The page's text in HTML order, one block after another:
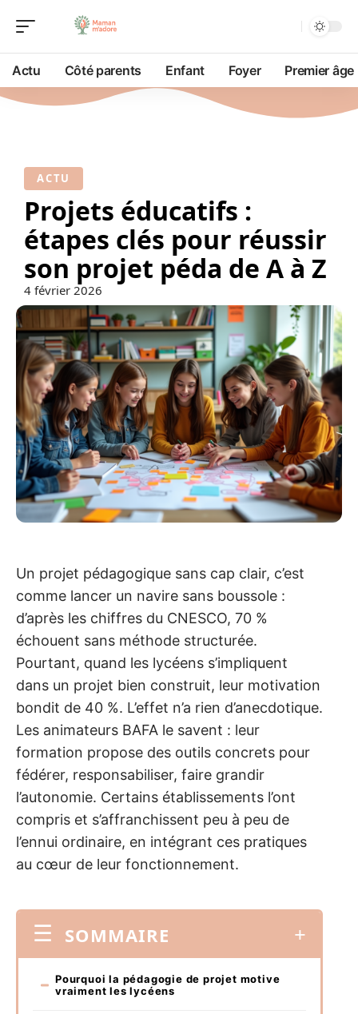
Actu Côté parents Enfant Foyer Premier âge
ACTU
Projets éducatifs :
étapes clés pour réussir
son projet péda de A à Z
4 février 2026
Un projet pédagogique sans cap clair, c’est
comme lancer un navire sans boussole :
d’après les chiffres du CNESCO, 70 %
échouent sans méthode structurée.
Pourtant, quand les lycéens s’impliquent
dans un projet bien construit, leur motivation
bondit de 40 %. L’effet n’a rien d’anecdotique.
Les animateurs BAFA le savent : leur
formation propose des outils concrets pour
fédérer, responsabiliser, faire grandir
l’autonomie. Certains établissements l’ont
compris et s’affranchissent peu à peu de
l’ennui ordinaire, en intégrant ces pratiques
au cœur de leur fonctionnement.
SOMMAIRE
Pourquoi la pédagogie de projet motive
vraiment les lycéens